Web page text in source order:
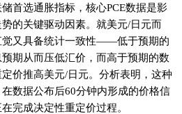
首选通胀指标，核心PCE数据是影
的关键驱动因素。就美元/日元而
觉又具备统计一致性——低于预期的
期从而压低汇价，而高于预期的数
价推高美元/日元。分析表明，这种
数据公布后60分钟内形成的价格信
完成决定性重定价过程。